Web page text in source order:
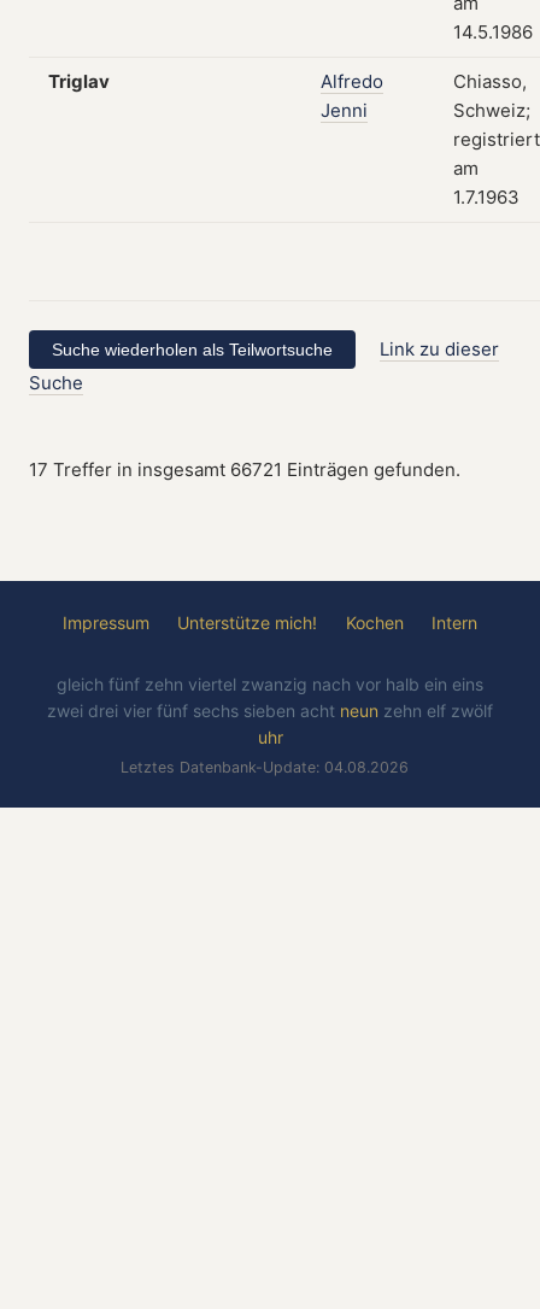
14.5.1986
Triglav
Alfredo
Jenni
Chiasso,
Schweiz;
registriert
am
1.7.1963
Link zu dieser
Suche
17 Treffer in insgesamt 66721 Einträgen gefunden.
Impressum Unterstütze mich! Kochen Intern
gleich fünf zehn viertel zwanzig nach vor halb ein eins
zwei drei vier fünf sechs sieben acht neun zehn elf zwölf
uhr
Letztes Datenbank-Update: 04.08.2026